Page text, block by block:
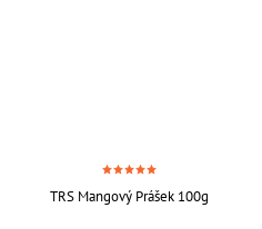
TRS Mangový Prášek 100g